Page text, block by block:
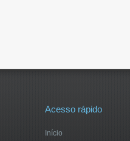
Acesso rápido
Início